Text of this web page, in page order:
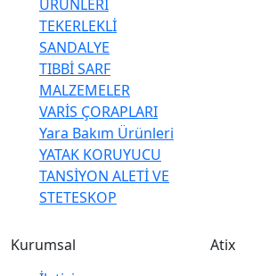
ÜRÜNLERİ
TEKERLEKLİ
SANDALYE
TIBBİ SARF
MALZEMELER
VARİS ÇORAPLARI
Yara Bakım Ürünleri
YATAK KORUYUCU
TANSİYON ALETİ VE
STETESKOP
Kurumsal
Atix